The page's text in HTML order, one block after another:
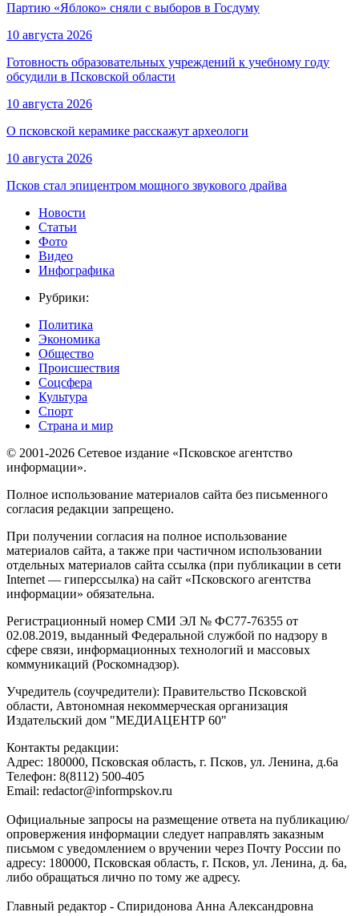
Партию «Яблоко» сняли с выборов в Госдуму
10 августа 2026
Готовность образовательных учреждений к учебному году
обсудили в Псковской области
10 августа 2026
О псковской керамике расскажут археологи
10 августа 2026
Псков стал эпицентром мощного звукового драйва
Новости
Статьи
Фото
Видео
Инфографика
Рубрики:
Политика
Экономика
Общество
Происшествия
Соцсфера
Культура
Спорт
Страна и мир
© 2001-2026 Сетевое издание «Псковское агентство
информации».
Полное использование материалов сайта без письменного
согласия редакции запрещено.
При получении согласия на полное использование
материалов сайта, а также при частичном использовании
отдельных материалов сайта ссылка (при публикации в сети
Internet — гиперссылка) на сайт «Псковского агентства
информации» обязательна.
Регистрационный номер СМИ ЭЛ № ФС77-76355 от
02.08.2019, выданный Федеральной службой по надзору в
сфере связи, информационных технологий и массовых
коммуникаций (Роскомнадзор).
Учредитель (соучредители): Правительство Псковской
области, Автономная некоммерческая организация
Издательский дом "МЕДИАЦЕНТР 60"
Контакты редакции:
Адреc: 180000, Псковская область, г. Псков, ул. Ленина, д.6а
Телефон: 8(8112) 500-405
Email: redactor@informpskov.ru
Официальные запросы на размещение ответа на публикацию/
опровержения информации следует направлять заказным
письмом с уведомлением о вручении через Почту России по
адресу: 180000, Псковская область, г. Псков, ул. Ленина, д. 6а,
либо обращаться лично по тому же адресу.
Главный редактор - Спиридонова Анна Александровна